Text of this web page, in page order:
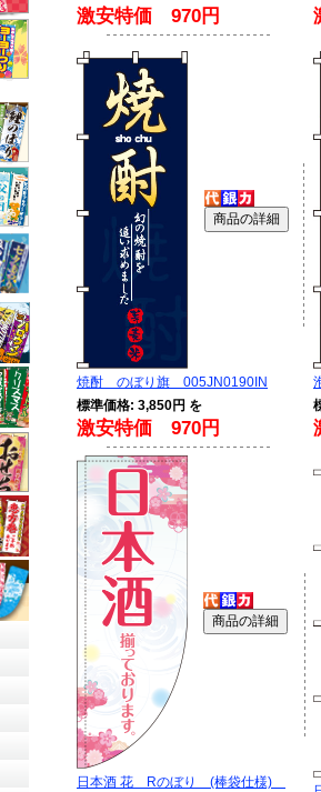
激安特価 970円
焼酎 のぼり旗 005JN0190IN
標準価格: 3,850円 を
激安特価 970円
日本酒 花 Rのぼり (棒袋仕様)